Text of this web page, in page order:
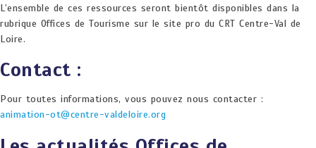
L’ensemble de ces ressources seront bientôt disponibles dans la
rubrique Offices de Tourisme sur le site pro du CRT Centre-Val de
Loire.
Contact :
Pour toutes informations, vous pouvez nous contacter :
animation-ot@centre-valdeloire.org